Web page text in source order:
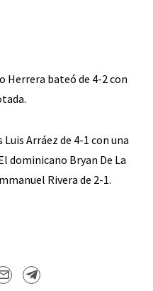
Herrera bateó de 4-2 con
Arráez de 4-1 con una
dominicano Bryan De La
Rivera de 2-1.